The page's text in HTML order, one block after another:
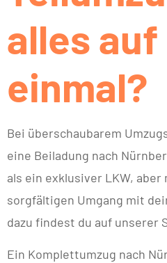
alles auf
einmal?
Bei überschaubarem
eine Beiladung nach
als ein exklusiver LKW,
sorgfältigen Umgang mit
dazu findest du auf unserer
Ein Komplettumzug nach